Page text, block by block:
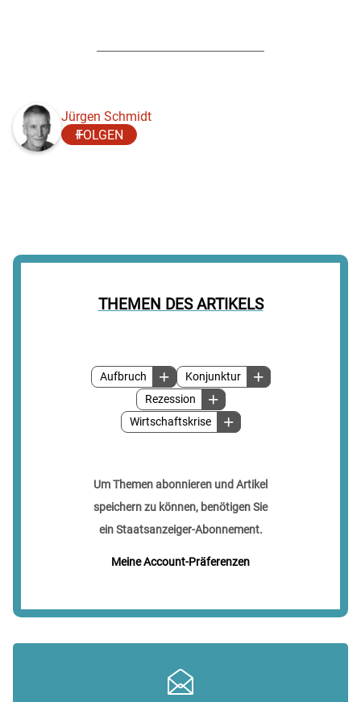
THEMEN DES ARTIKELS
Aufbruch
Konjunktur
Rezession
Wirtschaftskrise
Um Themen abonnieren und Artikel
speichern zu können, benötigen Sie
ein Staatsanzeiger-Abonnement.
Meine Account-Präferenzen
Jürgen Schmidt
FOLGEN